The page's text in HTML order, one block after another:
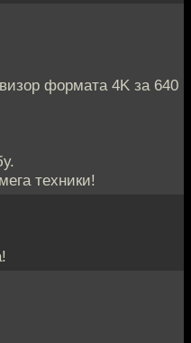
формата 4K за 640
техники!